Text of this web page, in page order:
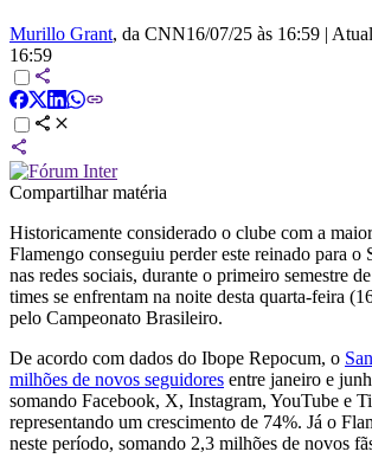
Murillo Grant, da CNN16/07/25 às 16:59 |
16:59
Compartilhar matéria
Historicamente considerado o clube com a
Flamengo conseguiu perder este reinado para o
nas redes sociais, durante o primeiro semestre
times se enfrentam na noite desta quarta-feira
pelo Campeonato Brasileiro.
De acordo com dados do Ibope Repocum, o
milhões de novos seguidores entre janeiro e
somando Facebook, X, Instagram, YouTube e
representando um crescimento de 74%. Já o
neste período, somando 2,3 milhões de novos